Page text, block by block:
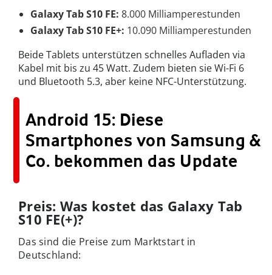
Galaxy Tab S10 FE: 8.000 Milliamperestunden
Galaxy Tab S10 FE+: 10.090 Milliamperestunden
Beide Tablets unterstützen schnelles Aufladen via
Kabel mit bis zu 45 Watt. Zudem bieten sie Wi-Fi 6
und Bluetooth 5.3, aber keine NFC-Unterstützung.
Android 15: Diese
Smartphones von Samsung &
Co. bekommen das Update
Preis: Was kostet das Galaxy Tab
S10 FE(+)?
Das sind die Preise zum Marktstart in
Deutschland: